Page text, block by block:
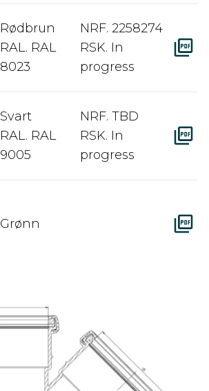
Rødbrun
RAL. RAL
8023
NRF. 2258274
RSK. In
progress
Svart
RAL. RAL
9005
NRF. TBD
RSK. In
progress
Grønn